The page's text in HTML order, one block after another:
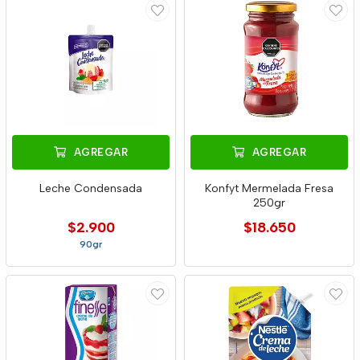
AGREGAR
Leche Condensada
$2.900
90gr
AGREGAR
Konfyt Mermelada Fresa
250gr
$18.650